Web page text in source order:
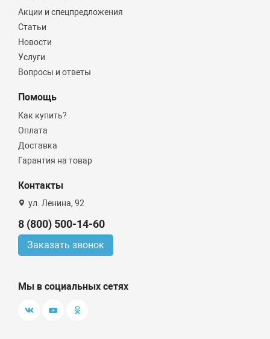
Акции и спецпредложения
Статьи
Новости
Услуги
Вопросы и ответы
Помощь
Как купить?
Оплата
Доставка
Гарантия на товар
Контакты
ул. Ленина, 92
8 (800) 500-14-60
Заказать звонок
Мы в социальных сетях